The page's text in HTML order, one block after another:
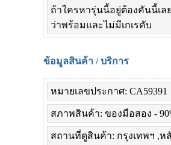
ถ้าใครหารุ่นนี้อยู่ต้องคันนี้เล
ว่าพร้อมและไม่มีเกเรคับ
ข้อมูลสินค้า / บริการ
หมายเลขประกาศ: CA59391
สภาพสินค้า: ของมือสอง -
สถานที่ดูสินค้า: กรุงเทพฯ ,ห